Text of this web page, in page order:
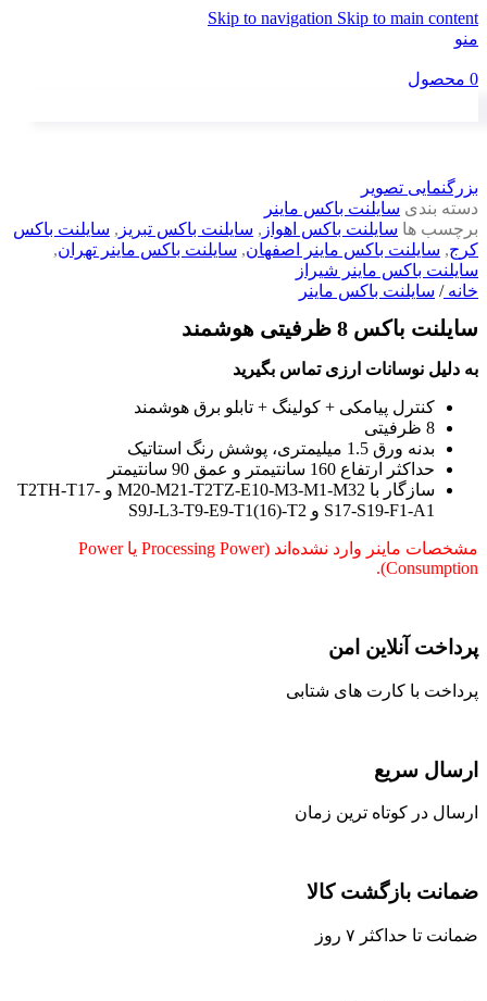
Skip to navigation Skip to main content
منو
0 محصول
بزرگنمایی تصویر
دسته بندی سایلنت باکس ماینر
برچسب ها سایلنت باکس اهواز , سایلنت باکس تبریز , سایلنت باکس
کرج, سایلنت باکس ماینر اصفهان, سایلنت باکس ماینر تهران,
سایلنت باکس ماینر شیراز
خانه/ سایلنت باکس ماینر
سایلنت باکس 8 ظرفیتی هوشمند
به دلیل نوسانات ارزی تماس بگیرید
کنترل پیامکی + کولینگ + تابلو برق هوشمند
8 ظرفیتی
بدنه ورق 1.5 میلیمتری، پوشش رنگ استاتیک
حداکثر ارتفاع 160 سانتیمتر و عمق 90 سانتیمتر
سازگار با M20-M21-T2TZ-E10-M3-M1-M32 و T2TH-T17-
S17-S19-F1-A1 و S9J-L3-T9-E9-T1(16)-T2
مشخصات ماینر وارد نشده‌اند (Processing Power یا Power
Consumption).
پرداخت آنلاین امن
پرداخت با کارت های شتابی
ارسال سریع
ارسال در کوتاه ترین زمان
ضمانت بازگشت کالا
ضمانت تا حداکثر ۷ روز